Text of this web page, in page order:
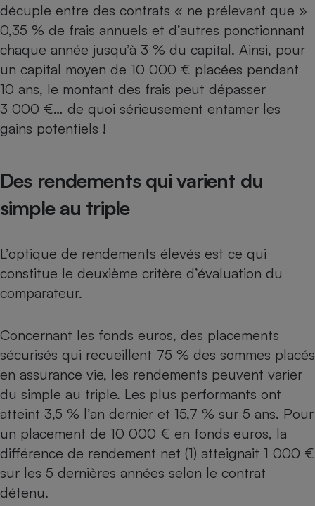
décuple entre des contrats « ne prélevant que »
0,35 % de frais annuels et d’autres ponctionnant
chaque année jusqu’à 3 % du capital. Ainsi, pour
un capital moyen de 10 000 € placées pendant
10 ans, le montant des frais peut dépasser
3 000 €… de quoi sérieusement entamer les
gains potentiels !
Des rendements qui varient du
simple au triple
L’optique de rendements élevés est ce qui
constitue le deuxième critère d’évaluation du
comparateur.
Concernant les fonds euros, des placements
sécurisés qui recueillent 75 % des sommes placés
en assurance vie, les rendements peuvent varier
du simple au triple. Les plus performants ont
atteint 3,5 % l’an dernier et 15,7 % sur 5 ans. Pour
un placement de 10 000 € en fonds euros, la
différence de rendement net (1) atteignait 1 000 €
sur les 5 dernières années selon le contrat
détenu.